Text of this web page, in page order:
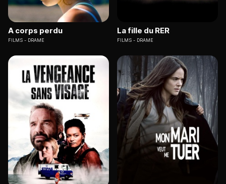
A corps perdu
FILMS DRAME
La fille du RER
FILMS DRAME